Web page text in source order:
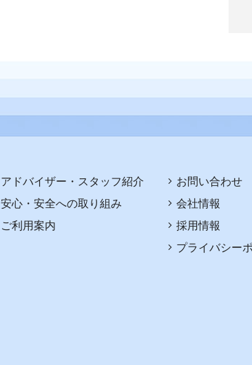
アドバイザー・スタッフ紹介
安心・安全への取り組み
ご利用案内
お問い合わせ
会社情報
採用情報
プライバシー